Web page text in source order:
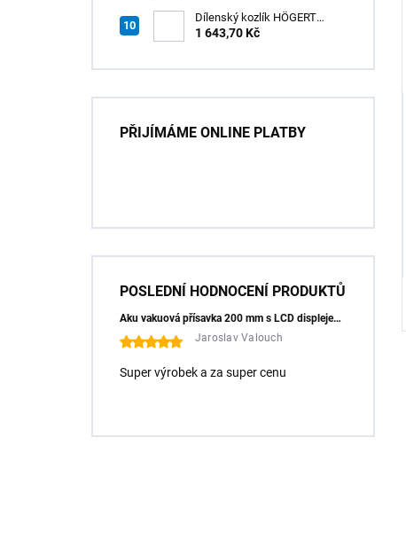
Dílenský kozlík HÖGERT
HT7G551
1 643,70 Kč
PŘIJÍMÁME ONLINE PLATBY
POSLEDNÍ HODNOCENÍ PRODUKTŮ
Aku vakuová přísavka 200 mm s LCD displejem (150 kg) - HÖGERT HT3B355
Jaroslav Valouch
Super výrobek a za super cenu